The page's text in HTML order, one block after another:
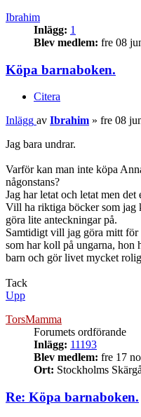
Ibrahim
Inlägg: 1
Blev medlem: fre 08
Köpa barnaboken.
Citera
Inlägg av Ibrahim » fre 08
Jag bara undrar.
Varför kan man inte köpa
någonstans?
Jag har letat och letat men
Vill ha riktiga böcker som jag
göra lite anteckningar på.
Samtidigt vill jag göra mitt för
som har koll på ungarna, hon
barn och gör livet mycket
Tack
Upp
TorsMamma
Forumets ordförande
Inlägg: 11193
Blev medlem: fre 17
Ort: Stockholms
Re: Köpa barnaboken.